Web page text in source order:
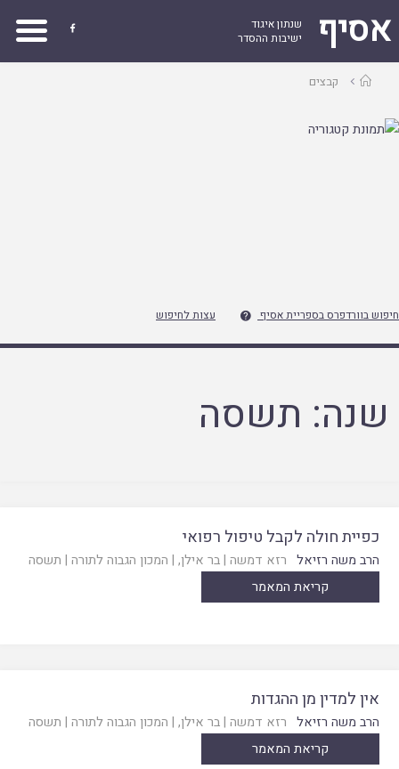
אסיף
שנתון איגוד
ישיבות ההסדר

עמודקבצים
חיפוש בוורדפרס בספריית אסיף  עצות לחיפוש
שנה: תשסה
כפיית חולה לקבל טיפול רפואי
הרב משה רזיאל רזא דמשה |בר אילן, | המכון הגבוה לתורה | תשסה
קריאת המאמר
אין למדין מן ההגדות
הרב משה רזיאל רזא דמשה |בר אילן, | המכון הגבוה לתורה | תשסה
קריאת המאמר